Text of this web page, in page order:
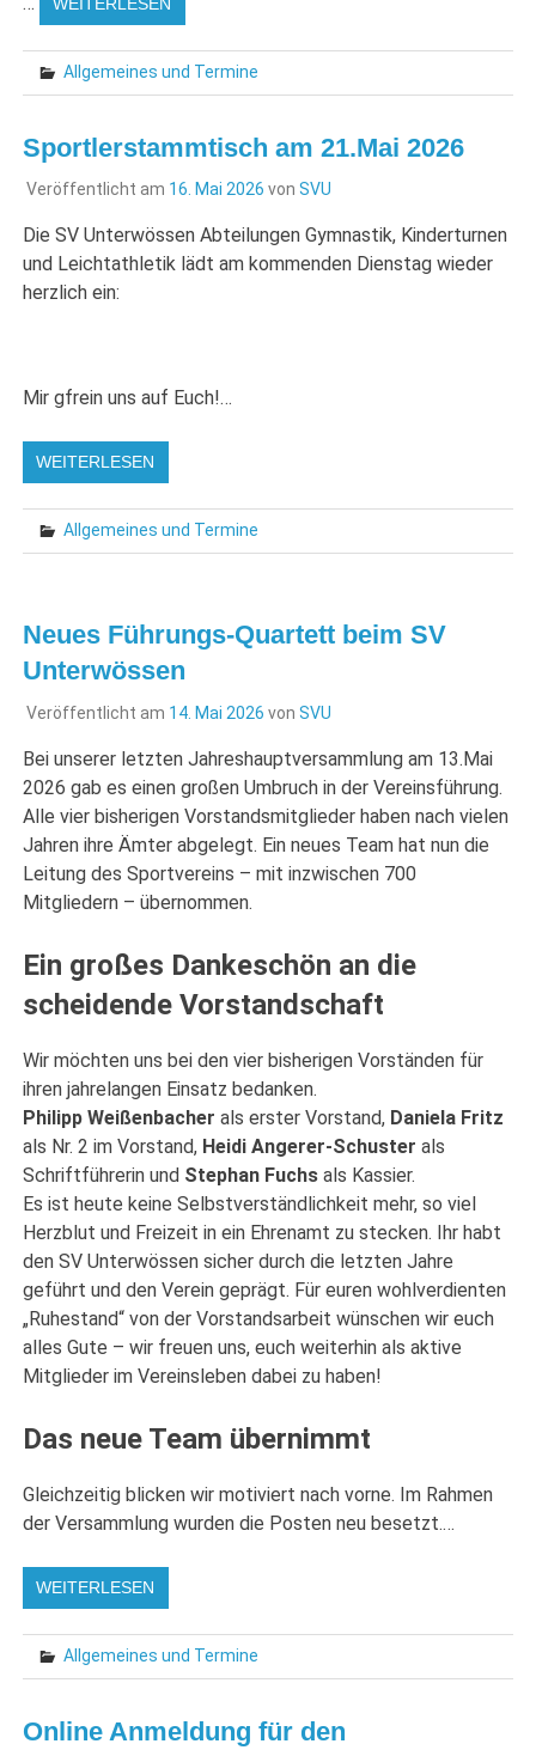
Allgemeines und Termine
Sportlerstammtisch am 21.Mai 2026
Veröffentlicht am 16. Mai 2026 von SVU
Die SV Unterwössen Abteilungen Gymnastik, Kinderturnen
und Leichtathletik lädt am kommenden Dienstag wieder
herzlich ein:
Mir gfrein uns auf Euch!…
WEITERLESEN
Allgemeines und Termine
Neues Führungs-Quartett beim SV
Unterwössen
Veröffentlicht am 14. Mai 2026 von SVU
Bei unserer letzten Jahreshauptversammlung am 13.Mai
2026 gab es einen großen Umbruch in der Vereinsführung.
Alle vier bisherigen Vorstandsmitglieder haben nach vielen
Jahren ihre Ämter abgelegt. Ein neues Team hat nun die
Leitung des Sportvereins – mit inzwischen 700
Mitgliedern – übernommen.
Ein großes Dankeschön an die
scheidende Vorstandschaft
Wir möchten uns bei den vier bisherigen Vorständen für
ihren jahrelangen Einsatz bedanken.
Philipp Weißenbacherals erster Vorstand, Daniela Fritz
als Nr. 2 im Vorstand, Heidi Angerer-Schuster als
Schriftführerin und Stephan Fuchsals Kassier.
Es ist heute keine Selbstverständlichkeit mehr, so viel
Herzblut und Freizeit in ein Ehrenamt zu stecken. Ihr habt
den SV Unterwössen sicher durch die letzten Jahre
geführt und den Verein geprägt. Für euren wohlverdienten
„Ruhestand“ von der Vorstandsarbeit wünschen wir euch
alles Gute – wir freuen uns, euch weiterhin als aktive
Mitglieder im Vereinsleben dabei zu haben!
Das neue Team übernimmt
Gleichzeitig blicken wir motiviert nach vorne. Im Rahmen
der Versammlung wurden die Posten neu besetzt.…
WEITERLESEN
Allgemeines und Termine
Online Anmeldung für den